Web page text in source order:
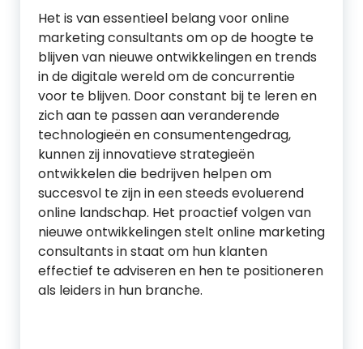
Het is van essentieel belang voor online
marketing consultants om op de hoogte te
blijven van nieuwe ontwikkelingen en trends
in de digitale wereld om de concurrentie
voor te blijven. Door constant bij te leren en
zich aan te passen aan veranderende
technologieën en consumentengedrag,
kunnen zij innovatieve strategieën
ontwikkelen die bedrijven helpen om
succesvol te zijn in een steeds evoluerend
online landschap. Het proactief volgen van
nieuwe ontwikkelingen stelt online marketing
consultants in staat om hun klanten
effectief te adviseren en hen te positioneren
als leiders in hun branche.